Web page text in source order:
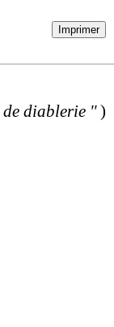
Imprimer
de diablerie '')